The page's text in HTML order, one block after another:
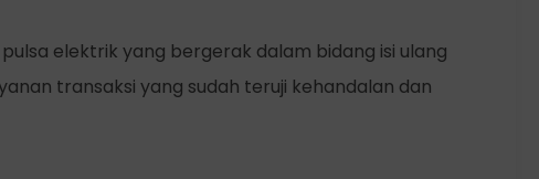
elektrik yang bergerak dalam bidang isi ulang
transaksi yang sudah teruji kehandalan dan